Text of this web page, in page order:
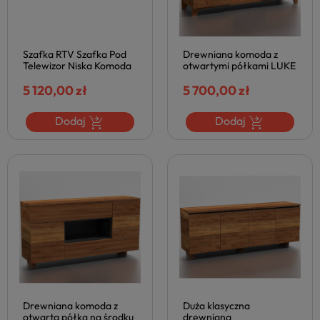
Szafka RTV Szafka Pod
Telewizor Niska Komoda
Naturalny Japandi 190
5 120,00 zł
Dodaj
Drewniana komoda z
otwartymi półkami LUKE
5 700,00 zł
Dodaj
Drewniana komoda z
otwartą półką na środku
Duża klasyczna
drewniana